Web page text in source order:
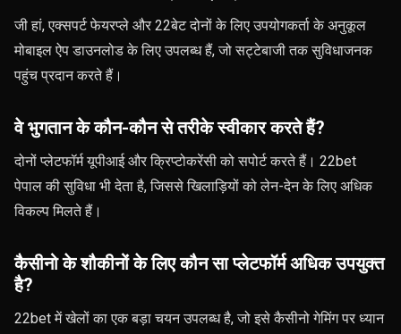
जी हां, एक्सपर्ट फेयरप्ले और 22बेट दोनों के लिए उपयोगकर्ता के अनुकूल
मोबाइल ऐप डाउनलोड के लिए उपलब्ध हैं, जो सट्टेबाजी तक सुविधाजनक
पहुंच प्रदान करते हैं।
वे भुगतान के कौन-कौन से तरीके स्वीकार करते हैं?
दोनों प्लेटफॉर्म यूपीआई और क्रिप्टोकरेंसी को सपोर्ट करते हैं। 22bet
पेपाल की सुविधा भी देता है, जिससे खिलाड़ियों को लेन-देन के लिए अधिक
विकल्प मिलते हैं।
कैसीनो के शौकीनों के लिए कौन सा प्लेटफॉर्म अधिक उपयुक्त
है?
22bet में खेलों का एक बड़ा चयन उपलब्ध है, जो इसे कैसीनो गेमिंग पर ध्यान